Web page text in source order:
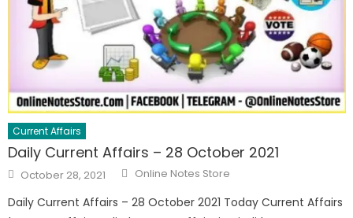
Current Affairs
Daily Current Affairs – 28 October 2021
October 28, 2021 Online Notes Store
Daily Current Affairs – 28 October 2021 Today Current Affairs